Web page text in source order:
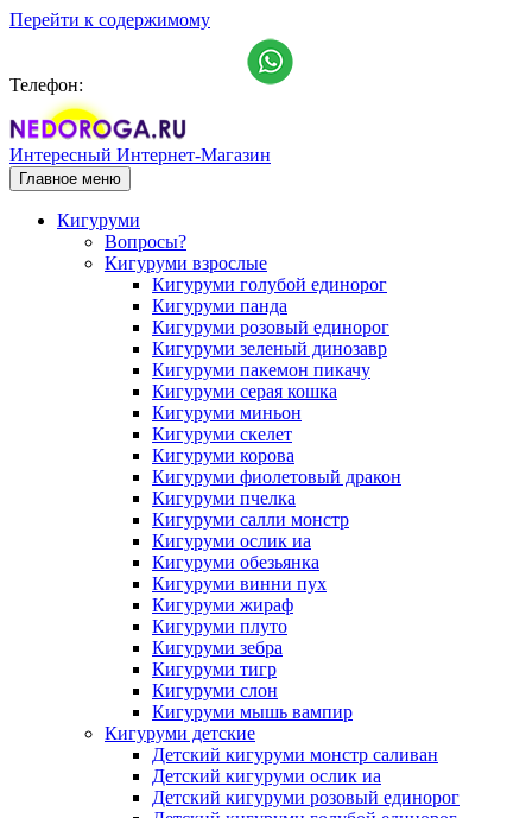
Перейти к содержимому
Телефон:
Интересный Интернет-Магазин
Главное меню
Кигуруми
Вопросы?
Кигуруми взрослые
Кигуруми голубой единорог
Кигуруми панда
Кигуруми розовый единорог
Кигуруми зеленый динозавр
Кигуруми пакемон пикачу
Кигуруми серая кошка
Кигуруми миньон
Кигуруми скелет
Кигуруми корова
Кигуруми фиолетовый дракон
Кигуруми пчелка
Кигуруми салли монстр
Кигуруми ослик иа
Кигуруми обезьянка
Кигуруми винни пух
Кигуруми жираф
Кигуруми плуто
Кигуруми зебра
Кигуруми тигр
Кигуруми слон
Кигуруми мышь вампир
Кигуруми детские
Детский кигуруми монстр саливан
Детский кигуруми ослик иа
Детский кигуруми розовый единорог